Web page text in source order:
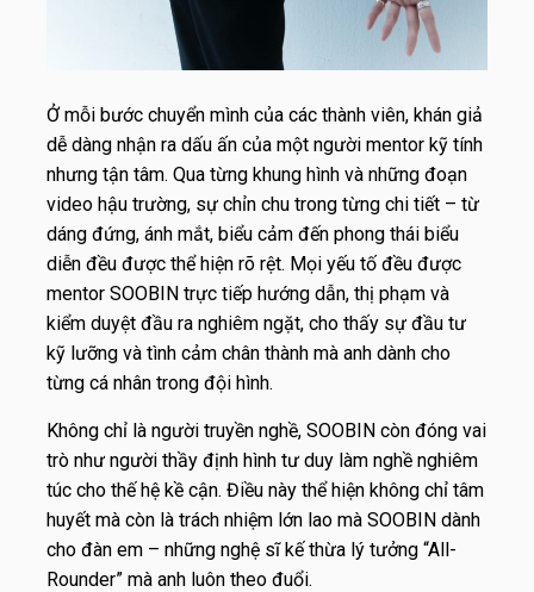
Ở mỗi bước chuyển mình của các thành viên, khán giả
dễ dàng nhận ra dấu ấn của một người mentor kỹ tính
nhưng tận tâm. Qua từng khung hình và những đoạn
video hậu trường, sự chỉn chu trong từng chi tiết – từ
dáng đứng, ánh mắt, biểu cảm đến phong thái biểu
diễn đều được thể hiện rõ rệt. Mọi yếu tố đều được
mentor SOOBIN trực tiếp hướng dẫn, thị phạm và
kiểm duyệt đầu ra nghiêm ngặt, cho thấy sự đầu tư
kỹ lưỡng và tình cảm chân thành mà anh dành cho
từng cá nhân trong đội hình.
Không chỉ là người truyền nghề, SOOBIN còn đóng vai
trò như người thầy định hình tư duy làm nghề nghiêm
túc cho thế hệ kề cận. Điều này thể hiện không chỉ tâm
huyết mà còn là trách nhiệm lớn lao mà SOOBIN dành
cho đàn em – những nghệ sĩ kế thừa lý tưởng “All-
Rounder” mà anh luôn theo đuổi.